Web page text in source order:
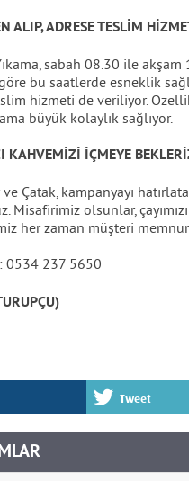
ALIP, ADRESE TESLİM
sabah 08.30 ile
bu saatlerde esneklik
hizmeti de veriliyor.
büyük kolaylık sağlıyor.
KAHVEMİZİ İÇMEYE
Çatak, kampanyayı
Misafirimiz olsunlar,
her zaman müşteri
: 0534 237 5650
Tweet